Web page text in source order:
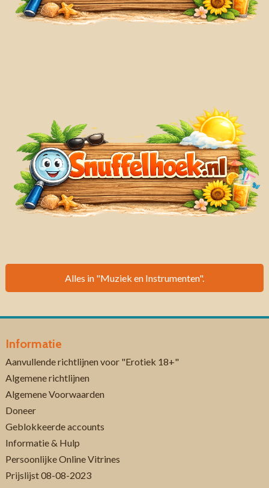
Alles in "Muziek en Instrumenten".
Informatie
Aanvullende richtlijnen voor "Erotiek 18+"
Algemene richtlijnen
Algemene Voorwaarden
Doneer
Geblokkeerde accounts
Informatie & Hulp
Persoonlijke Online Vitrines
Prijslijst 08-08-2023